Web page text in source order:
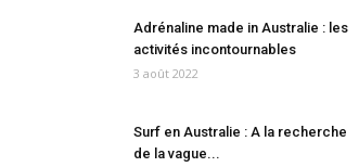
Adrénaline made in Australie : les
activités incontournables
3 août 2022
Surf en Australie : A la recherche
de la vague...